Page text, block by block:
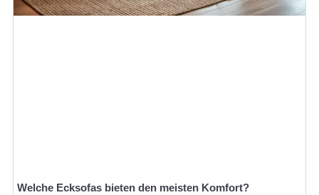
Welche Ecksofas bieten den meisten Komfort?